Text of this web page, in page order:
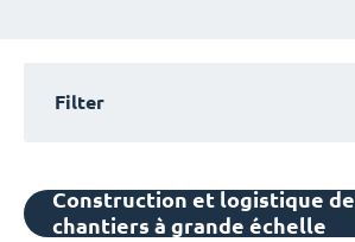
Filter
Construction et logistique de
chantiers à grande échelle